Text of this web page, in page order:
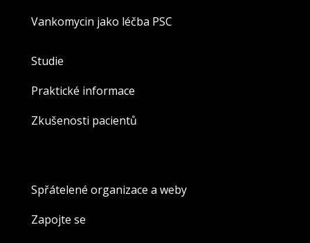
Vankomycin jako léčba PSC
Studie
Praktické informace
Zkušenosti pacientů
Spřátelené organizace a weby
Zapojte se